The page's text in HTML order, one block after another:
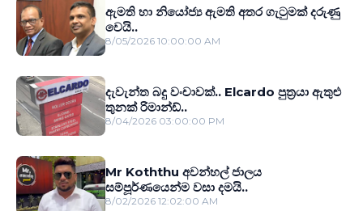
ඇමති හා නියෝජ්‍ය ඇමති අතර ගැටුමක් දරුණු
වෙයි..
8/05/2026 10:00:00 AM
දැවැන්ත බදු වංචාවක්.. Elcardo පුත‍්‍රයා ඇතුළු
තුනක් රිමාන්ඩ්..
8/04/2026 03:00:00 PM
Mr Koththu අවන්හල් ජාලය
සම්පූර්ණයෙන්ම වසා දමයි..
8/02/2026 12:02:00 AM